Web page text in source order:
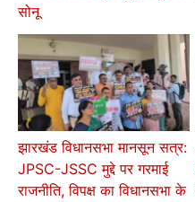
सोनू
झारखंड विधानसभा मानसून सत्र:
JPSC-JSSC मुद्दे पर गरमाई
राजनीति, विपक्ष का विधानसभा के